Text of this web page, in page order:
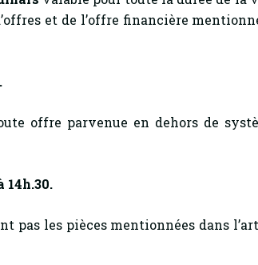
et de l’offre financière
offre parvenue en dehors de
14h.30.
pas les pièces mentionnées dans